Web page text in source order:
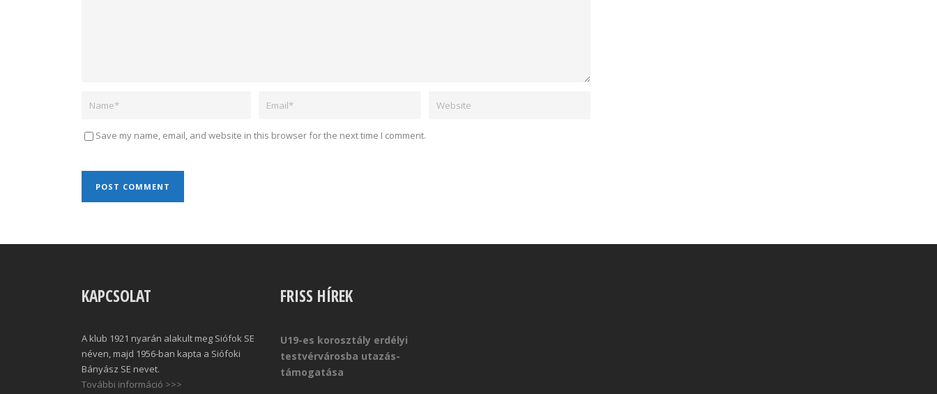
Save my name, email, and website in this browser for the next time I comment.
KAPCSOLAT
A klub 1921 nyarán alakult meg Siófok SE
néven, majd 1956-ban kapta a Siófoki
Bányász SE nevet.
További információ >>>
FRISS HÍREK
U19-es korosztály erdélyi
testvérvárosba utazás-
támogatása